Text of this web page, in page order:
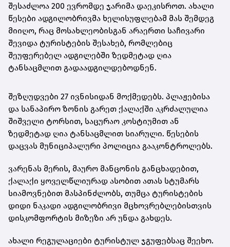
შესაძლოა 200 ევრომდე ჯარიმა დაეკისროთ. ახალი
წესები ადგილობრივმა ხელისუფლებამ მას შემდეგ
მიიღო, რაც მოსახლეობისგან არაერთი საჩივარი
შევიდა ტურისტების შესახებ, რომლებიც
შეუფერებელ ადგილებში ზედმეტად ღია
ტანსაცმლით გადაადგილდებოდნენ.
შეზღუდვები 27 ივნისიდან მოქმედებს. პლაჟებისა
და სანაპირო ზონის გარეთ ქალაქში აკრძალულია
შიშველი ტორსით, საცურაო კოსტიუმით ან
ზედმეტად ღია ტანსაცმლით სიარული. წესების
დაცვას მუნიციპალური პოლიცია გააკონტროლებს.
ვარენას მერის, მაურო მანცონის განცხადებით,
ქალაქი ყოველწლიურად ასობით ათას სტუმარს
სიამოვნებით მასპინძლობს, თუმცა ტურისტების
დიდი ნაკადი ადგილობრივი მცხოვრებლებისთვის
დისკომფორტის მიზეზი არ უნდა გახდეს.
ახალი რეგულაციები ტურისტულ ჯგუფებსაც შეეხო.